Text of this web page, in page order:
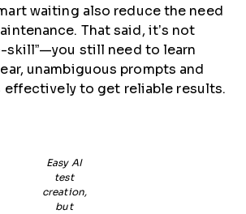
waiting also reduce the need
That said, it’s not
skill”—you still need to learn
unambiguous prompts and
to get reliable results.
Easy AI
test
creation,
but